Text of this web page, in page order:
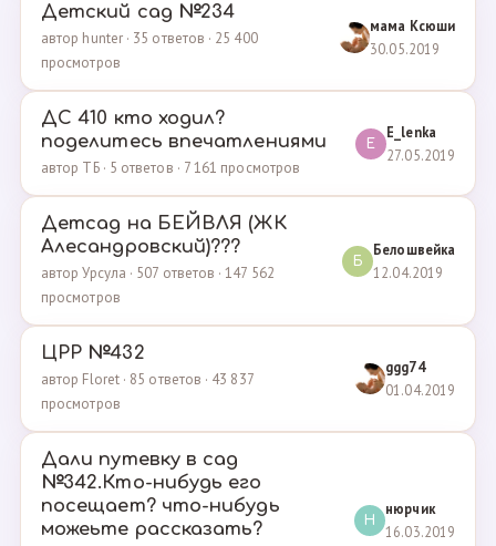
Детский сад №234
автор hunter · 35 ответов · 25 400
просмотров
мама Ксюши
30.05.2019
ДС 410 кто ходил?
поделитесь впечатлениями
автор ТБ · 5 ответов · 7 161 просмотров
E
E_lenka
27.05.2019
Детсад на БЕЙВЛЯ (ЖК
Алесандровский)???
автор Урсула · 507 ответов · 147 562
просмотров
Б
Белошвейка
12.04.2019
ЦРР №432
автор Floret · 85 ответов · 43 837
просмотров
ggg74
01.04.2019
Дали путевку в сад
№342.Кто-нибудь его
посещает? что-нибудь
можеьте рассказать?
Н
нюрчик
16.03.2019